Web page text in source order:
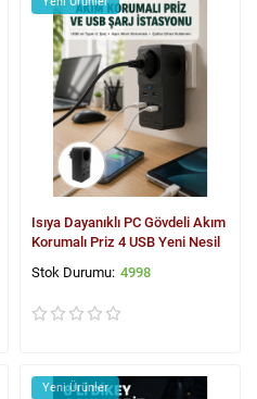
Isıya Dayanıklı PC Gövdeli Akım
Korumalı Priz 4 USB Yeni Nesil
4998
Yeni Ürünler